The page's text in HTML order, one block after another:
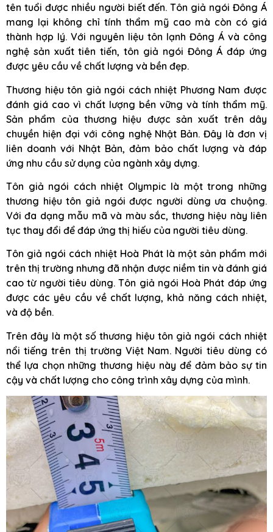
tên tuổi được nhiều người biết đến. Tôn giả ngói Đông Á
mang lại không chỉ tính thẩm mỹ cao mà còn có giá
thành hợp lý. Với nguyên liệu tôn lạnh Đông Á và công
nghệ sản xuất tiên tiến, tôn giả ngói Đông Á đáp ứng
được yêu cầu về chất lượng và bền đẹp.
Thương hiệu tôn giả ngói cách nhiệt Phương Nam được
đánh giá cao vì chất lượng bền vững và tính thẩm mỹ.
Sản phẩm của thương hiệu được sản xuất trên dây
chuyền hiện đại với công nghệ Nhật Bản. Đây là đơn vị
liên doanh với Nhật Bản, đảm bảo chất lượng và đáp
ứng nhu cầu sử dụng của ngành xây dựng.
Tôn giả ngói cách nhiệt Olympic là một trong những
thương hiệu tôn giả ngói được người dùng ưa chuộng.
Với đa dạng mẫu mã và màu sắc, thương hiệu này liên
tục thay đổi để đáp ứng thị hiếu của người tiêu dùng.
Tôn giả ngói cách nhiệt Hoà Phát là một sản phẩm mới
trên thị trường nhưng đã nhận được niềm tin và đánh giá
cao từ người tiêu dùng. Tôn giả ngói Hoà Phát đáp ứng
được các yêu cầu về chất lượng, khả năng cách nhiệt,
và độ bền.
Trên đây là một số thương hiệu tôn giả ngói cách nhiệt
nổi tiếng trên thị trường Việt Nam. Người tiêu dùng có
thể lựa chọn những thương hiệu này để đảm bảo sự tin
cậy và chất lượng cho công trình xây dựng của mình.